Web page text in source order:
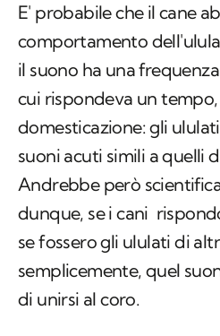
E' probabile che il cane
comportamento
il suono ha una
cui rispondeva un
domesticazione: gli
suoni acuti simili a quelli
Andrebbe però
dunque, se i cani
se fossero gli ululati di
semplicemente, quel
di unirsi al coro.